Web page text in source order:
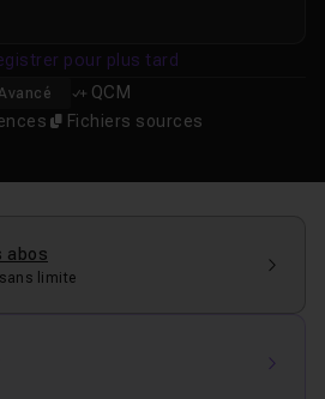
Avancé
QCM
Fichiers sources
pour plus tard
abos
limite